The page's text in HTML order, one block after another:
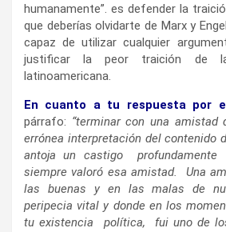
humanamente”. es defender la
que deberías olvidarte de Marx y
capaz de utilizar cualquier
justificar la peor traición de
latinoamericana.
En cuanto a tu respuesta por
párrafo: “terminar con una amistad
errónea interpretación del contenido
antoja un castigo
siempre valoró esa amistad. Una
las buenas y en las malas de
peripecia vital y donde en los
tu existencia política, fui uno de